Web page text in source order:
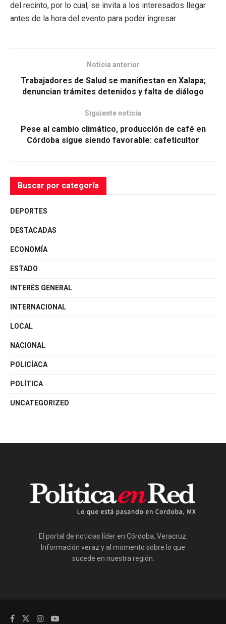
del recinto, por lo cual, se invita a los interesados llegar
antes de la hora del evento para poder ingresar.
Noticia anterior
Trabajadores de Salud se manifiestan en Xalapa;
denuncian trámites detenidos y falta de diálogo
Siguiente noticia
Pese al cambio climático, producción de café en
Córdoba sigue siendo favorable: cafeticultor
Buscar por categoría
DEPORTES
DESTACADAS
ECONOMÍA
ESTADO
INTERÉS GENERAL
INTERNACIONAL
LOCAL
NACIONAL
POLICÍACA
POLÍTICA
UNCATEGORIZED
El portal de noticias líder en Córdoba, Veracruz.
Información veraz y al momento sobre lo que
sucede en nuestra región.